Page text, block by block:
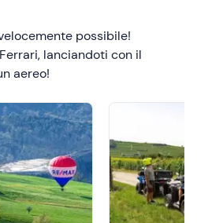
possibile!
lanciandoti con il
aereo!